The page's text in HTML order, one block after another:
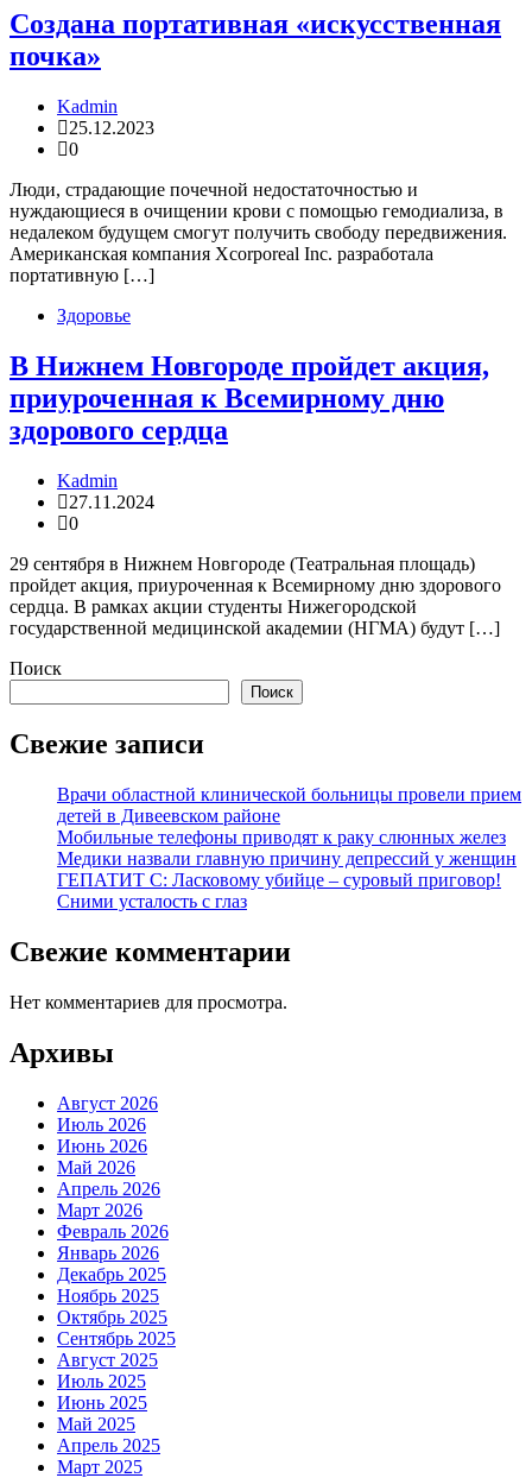
Создана портативная «искусственная
почка»
Kadmin
25.12.2023
0
Люди, страдающие почечной недостаточностью и
нуждающиеся в очищении крови с помощью гемодиализа, в
недалеком будущем смогут получить свободу передвижения.
Американская компания Xcorporeal Inc. разработала
портативную […]
Здоровье
В Нижнем Новгороде пройдет акция,
приуроченная к Всемирному дню
здорового сердца
Kadmin
27.11.2024
0
29 сентября в Нижнем Новгороде (Театральная площадь)
пройдет акция, приуроченная к Всемирному дню здорового
сердца. В рамках акции студенты Нижегородской
государственной медицинской академии (НГМА) будут […]
Поиск
Поиск
Свежие записи
Врачи областной клинической больницы провели прием
детей в Дивеевском районе
Мобильные телефоны приводят к раку слюнных желез
Медики назвали главную причину депрессий у женщин
ГЕПАТИТ С: Ласковому убийце – суровый приговор!
Сними усталость с глаз
Свежие комментарии
Нет комментариев для просмотра.
Архивы
Август 2026
Июль 2026
Июнь 2026
Май 2026
Апрель 2026
Март 2026
Февраль 2026
Январь 2026
Декабрь 2025
Ноябрь 2025
Октябрь 2025
Сентябрь 2025
Август 2025
Июль 2025
Июнь 2025
Май 2025
Апрель 2025
Март 2025